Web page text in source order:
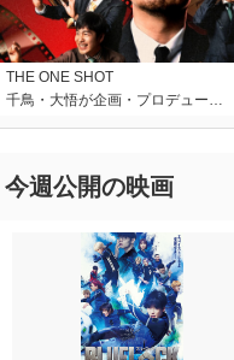
THE ONE SHOT
千鳥・大悟が企画・プロデュー…
今週公開の映画